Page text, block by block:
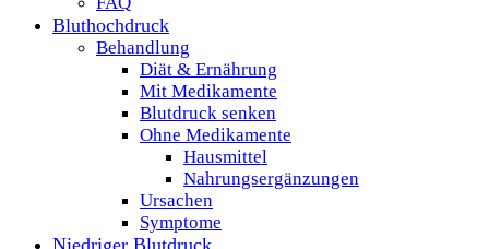
Bluthochdruck
Behandlung
Diät & Ernährung
Mit Medikamente
Blutdruck senken
Ohne Medikamente
Hausmittel
Nahrungsergänzungen
Ursachen
Symptome
Niedriger Blutdruck